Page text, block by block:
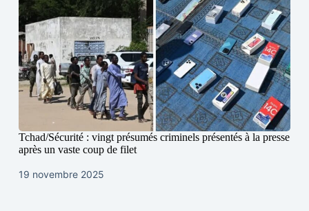
Tchad/Sécurité : vingt présumés criminels présentés à la presse
après un vaste coup de filet
19 novembre 2025